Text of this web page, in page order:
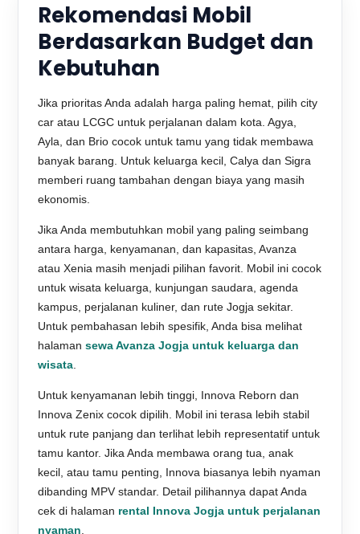
Rekomendasi Mobil
Berdasarkan Budget dan
Kebutuhan
Jika prioritas Anda adalah harga paling hemat, pilih city
car atau LCGC untuk perjalanan dalam kota. Agya,
Ayla, dan Brio cocok untuk tamu yang tidak membawa
banyak barang. Untuk keluarga kecil, Calya dan Sigra
memberi ruang tambahan dengan biaya yang masih
ekonomis.
Jika Anda membutuhkan mobil yang paling seimbang
antara harga, kenyamanan, dan kapasitas, Avanza
atau Xenia masih menjadi pilihan favorit. Mobil ini cocok
untuk wisata keluarga, kunjungan saudara, agenda
kampus, perjalanan kuliner, dan rute Jogja sekitar.
Untuk pembahasan lebih spesifik, Anda bisa melihat
halamansewa Avanza Jogja untuk keluarga dan
wisata
Untuk kenyamanan lebih tinggi, Innova Reborn dan
Innova Zenix cocok dipilih. Mobil ini terasa lebih stabil
untuk rute panjang dan terlihat lebih representatif untuk
tamu kantor. Jika Anda membawa orang tua, anak
kecil, atau tamu penting, Innova biasanya lebih nyaman
dibanding MPV standar. Detail pilihannya dapat Anda
cek di halaman rental Innova Jogja untuk perjalanan
nyaman